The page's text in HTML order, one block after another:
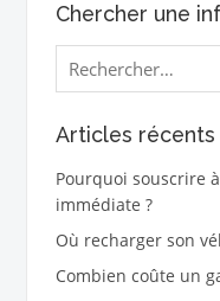
Chercher une
Rechercher :
Articles récents
Pourquoi souscrire
immédiate ?
Où recharger son
Combien coûte un